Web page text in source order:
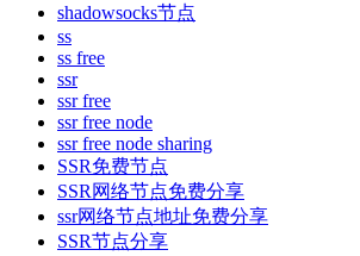
shadowsocks节点
ss
ss free
ssr
ssr free
ssr free node
ssr free node sharing
SSR免费节点
SSR网络节点免费分享
ssr网络节点地址免费分享
SSR节点分享